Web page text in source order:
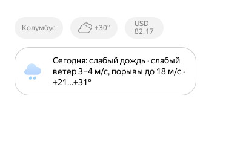
Колумбус +30°
Курсы ЦБ
РФ
USD
82,17
Сегодня: слабый дождь · слабый
ветер 3⁠–⁠4 м⁠/⁠с, порывы до 18 м⁠/⁠с ·
+21⁠…⁠+31⁠°